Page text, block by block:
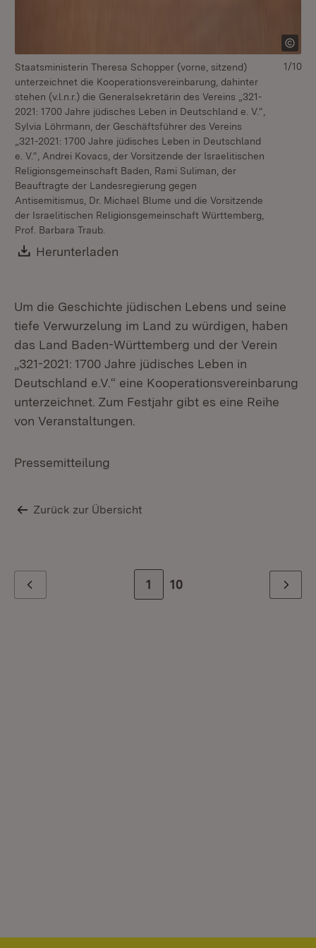
Staatsministerin Theresa Schopper (vorne, sitzend)
unterzeichnet die Kooperationsvereinbarung, dahinter
stehen (v.l.n.r.) die Generalsekretärin des Vereins „321-
2021: 1700 Jahre jüdisches Leben in Deutschland e. V.“,
Sylvia Löhrmann, der Geschäftsführer des Vereins
„321-2021: 1700 Jahre jüdisches Leben in Deutschland
e. V.“, Andrei Kovacs, der Vorsitzende der Israelitischen
Religionsgemeinschaft Baden, Rami Suliman, der
Beauftragte der Landesregierung gegen
Antisemitismus, Dr. Michael Blume und die Vorsitzende
der Israelitischen Religionsgemeinschaft Württemberg,
Prof. Barbara Traub.
Download:
Herunterladen
1/10
Um die Geschichte jüdischen Lebens und seine
tiefe Verwurzelung im Land zu würdigen, haben
das Land Baden-Württemberg und der Verein
„321-2021: 1700 Jahre jüdisches Leben in
Deutschland e.V.“ eine Kooperationsvereinbarung
unterzeichnet. Zum Festjahr gibt es eine Reihe
von Veranstaltungen.
Pressemitteilung
Zurück zur Übersicht
Zur Seite
1 Zur letzten Seite
10 Weiter